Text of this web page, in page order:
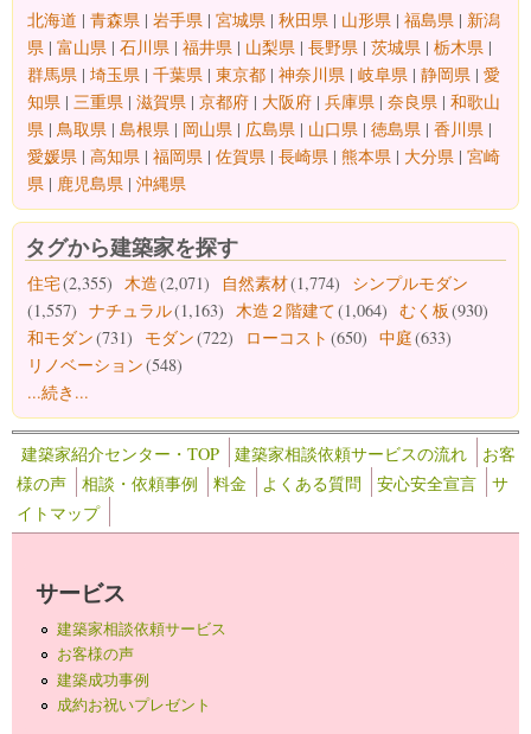
北海道 | 青森県 | 岩手県 | 宮城県 | 秋田県 | 山形県 | 福島県 | 新潟
県 | 富山県 | 石川県 | 福井県 | 山梨県 | 長野県 | 茨城県 | 栃木県 |
群馬県 | 埼玉県 | 千葉県 | 東京都 | 神奈川県 | 岐阜県 | 静岡県 | 愛
知県 | 三重県 | 滋賀県 | 京都府 | 大阪府 | 兵庫県 | 奈良県 | 和歌山
県 | 鳥取県 | 島根県 | 岡山県 | 広島県 | 山口県 | 徳島県 | 香川県 |
愛媛県 | 高知県 | 福岡県 | 佐賀県 | 長崎県 | 熊本県 | 大分県 | 宮崎
県 | 鹿児島県 | 沖縄県
タグから建築家を探す
住宅(2,355) 木造(2,071) 自然素材(1,774)
シンプルモダン
(1,557) ナチュラル(1,163) 木造２階建て(1,064) むく板 (930)
和モダン(731) モダン(722) ローコスト (650) 中庭(633)
リノベーション(548)
...続き...
建築家紹介センター・TOP 建築家相談依頼サービスの流れ
お客
様の声
相談・依頼事例 料金 よくある質問 安心安全宣言
サ
イトマップ
サービス
建築家相談依頼サービス
お客様の声
建築成功事例
成約お祝いプレゼント